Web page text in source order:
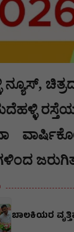
ನ್ಯೂಸ್,
ಬಾಲಕಿಯರ